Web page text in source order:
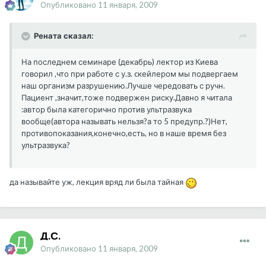
Опубликовано 11 января, 2009
Рената сказал:
На последнем семинаре (декабрь) лектор из Киева
говорил ,что при работе с у.з. cкейлером мы подвергаем
наш организм разрушению.Лучше чередовать с ручн.
Пациент ,значит,тоже подвержен риску.Давно я читала
:автор была категорично против ультразвука
вообще(автора называть нельзя?а то 5 предупр.?)Нет,
противопоказания,конечно,есть, но в наше время без
ультразвука?
да называйте уж, лекция вряд ли была тайная
Д.С.
Опубликовано 11 января, 2009